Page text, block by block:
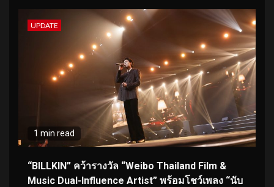
UPDATE
1 min read
“BILLKIN” คว้ารางวัล “Weibo Thailand Film &
Music Dual-Influence Artist” พร้อมโชว์เพลง “นับ